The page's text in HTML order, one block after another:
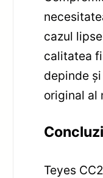
cazul
calitatea
depinde
original al
Teyes